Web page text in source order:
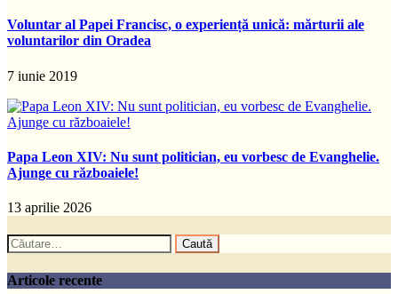
Voluntar al Papei Francisc, o experiență unică: mărturii ale
voluntarilor din Oradea
7 iunie 2019
Papa Leon XIV: Nu sunt politician, eu vorbesc de Evanghelie.
Ajunge cu războaiele!
13 aprilie 2026
Caută
după:
Articole recente